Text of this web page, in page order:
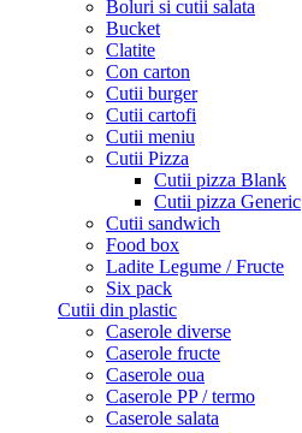
Boluri si cutii salata
Bucket
Clatite
Con carton
Cutii burger
Cutii cartofi
Cutii meniu
Cutii Pizza
Cutii pizza Blank
Cutii pizza Generic
Cutii sandwich
Food box
Ladite Legume / Fructe
Six pack
Cutii din plastic
Caserole diverse
Caserole fructe
Caserole oua
Caserole PP / termo
Caserole salata